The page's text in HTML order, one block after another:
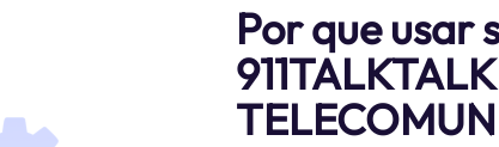
Por que usar
911TALKTALK